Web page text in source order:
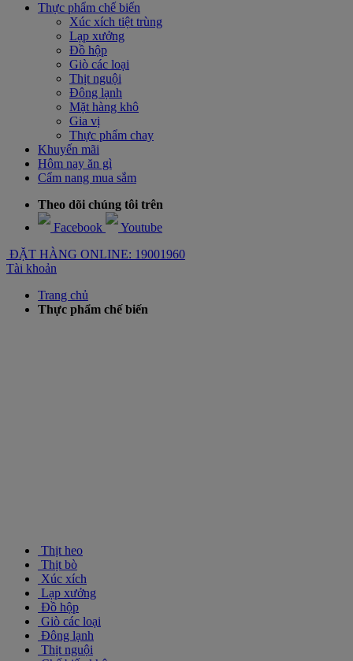
Thực phẩm chế biến
Xúc xích tiệt trùng
Lạp xưởng
Đồ hộp
Giò các loại
Thịt nguội
Đông lạnh
Mặt hàng khô
Gia vị
Thực phẩm chay
Khuyến mãi
Hôm nay ăn gì
Cẩm nang mua sắm
Theo dõi chúng tôi trên
Facebook
Youtube
ĐẶT HÀNG ONLINE: 19001960
Tài khoản
Trang chủ
Thực phẩm chế biến
Thịt heo
Thịt bò
Xúc xích
Lạp xưởng
Đồ hộp
Giò các loại
Đông lạnh
Thịt nguội